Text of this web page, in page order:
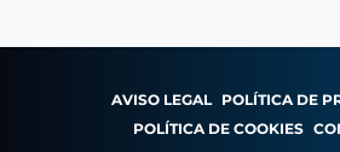
AVISO LEGAL POLÍTICA DE
POLÍTICA DE COOKIES